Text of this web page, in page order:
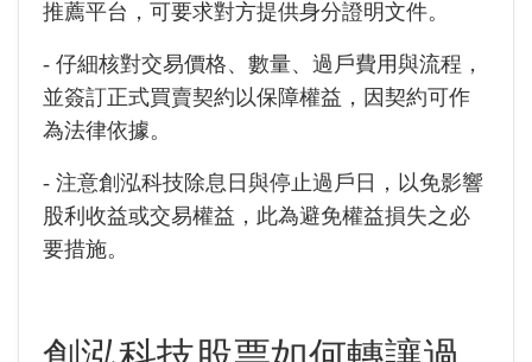
推薦平台，可要求對方提供身分證明文件。
- 仔細核對交易價格、數量、過戶費用與流程，
並簽訂正式買賣契約以保障權益，因契約可作
為法律依據。
- 注意創泓科技除息日與停止過戶日，以免影響
股利收益或交易權益，此為避免權益損失之必
要措施。